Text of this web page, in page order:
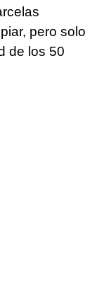
pero solo
de los 50